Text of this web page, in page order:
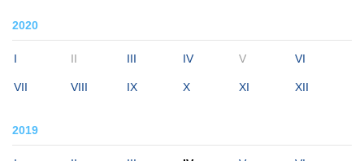
2020
I II III IV V VI
VII VIII IX X XI XII
2019